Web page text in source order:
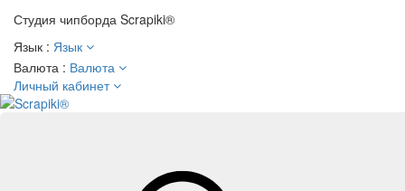
Студия чипборда Scrapiki®
Язык : Язык
Валюта : Валюта
Личный кабинет